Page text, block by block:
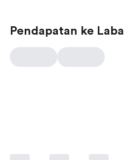
Pendapatan ke Laba